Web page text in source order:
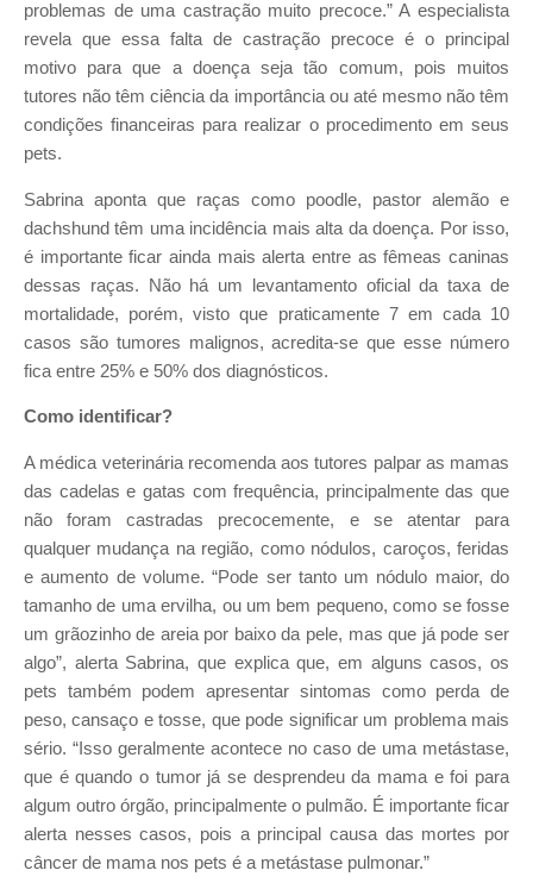
problemas de uma castração muito precoce.” A especialista
revela que essa falta de castração precoce é o principal
motivo para que a doença seja tão comum, pois muitos
tutores não têm ciência da importância ou até mesmo não têm
condições financeiras para realizar o procedimento em seus
pets.
Sabrina aponta que raças como poodle, pastor alemão e
dachshund têm uma incidência mais alta da doença. Por isso,
é importante ficar ainda mais alerta entre as fêmeas caninas
dessas raças. Não há um levantamento oficial da taxa de
mortalidade, porém, visto que praticamente 7 em cada 10
casos são tumores malignos, acredita-se que esse número
fica entre 25% e 50% dos diagnósticos.
Como identificar?
A médica veterinária recomenda aos tutores palpar as mamas
das cadelas e gatas com frequência, principalmente das que
não foram castradas precocemente, e se atentar para
qualquer mudança na região, como nódulos, caroços, feridas
e aumento de volume. “Pode ser tanto um nódulo maior, do
tamanho de uma ervilha, ou um bem pequeno, como se fosse
um grãozinho de areia por baixo da pele, mas que já pode ser
algo”, alerta Sabrina, que explica que, em alguns casos, os
pets também podem apresentar sintomas como perda de
peso, cansaço e tosse, que pode significar um problema mais
sério. “Isso geralmente acontece no caso de uma metástase,
que é quando o tumor já se desprendeu da mama e foi para
algum outro órgão, principalmente o pulmão. É importante ficar
alerta nesses casos, pois a principal causa das mortes por
câncer de mama nos pets é a metástase pulmonar.”